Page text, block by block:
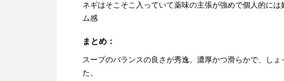
ネギはそこそこ入っていて薬味の主張が強めで個人的に
ム感
まとめ：
スープのバランスの良さが秀逸。濃厚かつ滑らかで、し
た。